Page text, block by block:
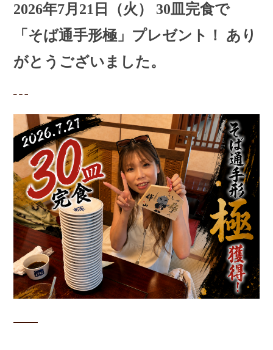
2026年7月21日（火） 30皿完食で
「そば通手形極」プレゼント！ あり
がとうございました。